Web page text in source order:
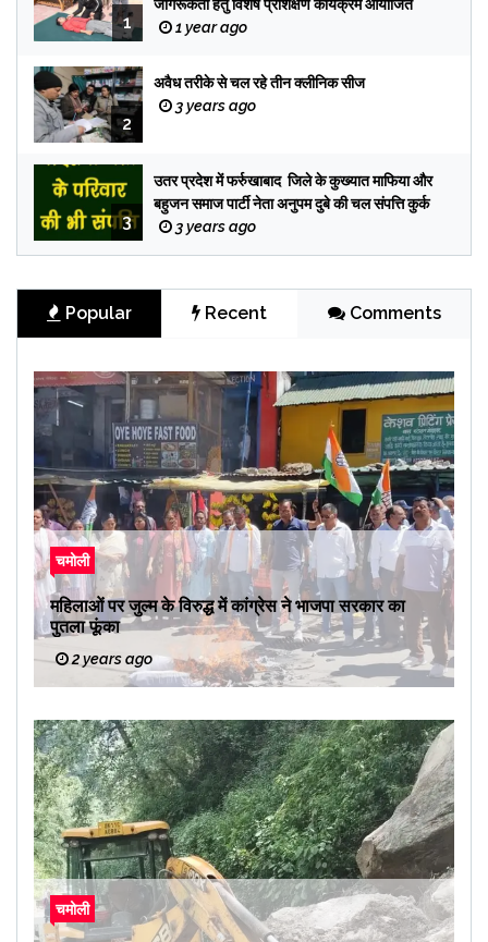
1
जागरूकता हेतु विशेष प्रशिक्षण कार्यक्रम आयोजित
1 year ago
2
अवैध तरीके से चल रहे तीन क्लीनिक सीज
3 years ago
3
उतर प्रदेश में फर्रुखाबाद जिले के कुख्यात माफिया और
बहुजन समाज पार्टी नेता अनुपम दुबे की चल संपत्ति कुर्क
3 years ago
Popular Recent Comments
चमोली
महिलाओं पर जुल्म के विरुद्ध में कांग्रेस ने भाजपा सरकार का
पुतला फूंका
2 years ago
चमोली